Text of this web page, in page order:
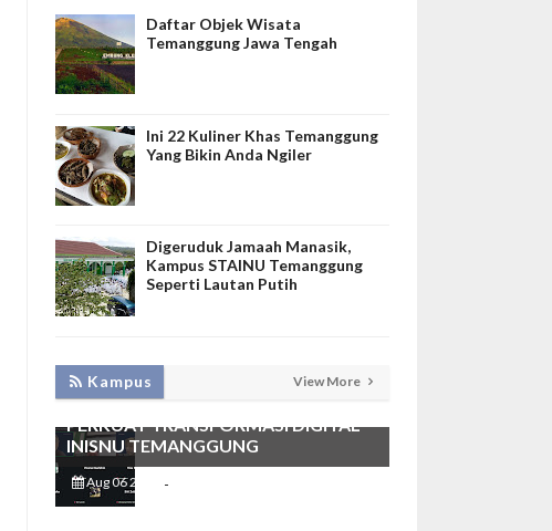
Daftar Objek Wisata
Temanggung Jawa Tengah
Ini 22 Kuliner Khas Temanggung
Yang Bikin Anda Ngiler
Digeruduk Jamaah Manasik,
Kampus STAINU Temanggung
Seperti Lautan Putih
Kampus View More
KEMBANGKAN SIM LAYANAN,
HADIRKAN TIM SEVIMA UNTUK
PERKUAT TRANSFORMASI DIGITAL
INISNU TEMANGGUNG
Aug 06 2026 -